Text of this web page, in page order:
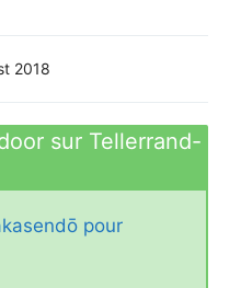
2018
sur Tellerrand-
pour